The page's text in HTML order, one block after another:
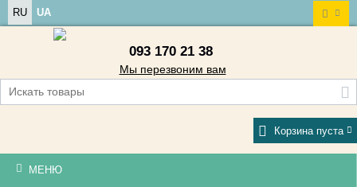
RU UA
093 170 21 38
Мы перезвоним вам
Корзина пуста
МЕНЮ